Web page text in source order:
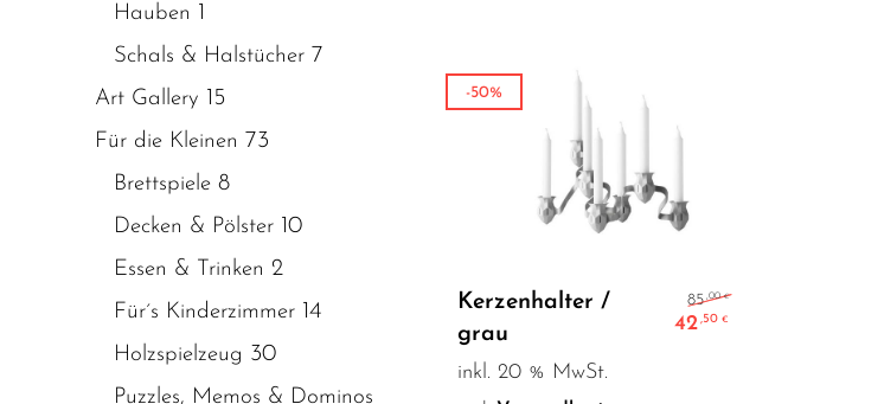
Hauben 1
Schals & Halstücher 7
Art Gallery 15
Für die Kleinen 73
Brettspiele 8
Decken & Pölster 10
Essen & Trinken 2
Für´s Kinderzimmer 14
Holzspielzeug 30
Puzzles, Memos & Dominos
-50%
In den Warenkorb
Kerzenhalter /
grau
85 ,00€ Ursprünglicher
42,50 €
inkl. 20 % MwSt.